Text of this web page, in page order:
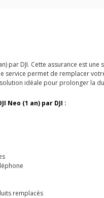
par DJI. Cette assurance est
service permet de remplacer
idéale pour prolonger la
Neo (1 an) par DJI :
remplacés